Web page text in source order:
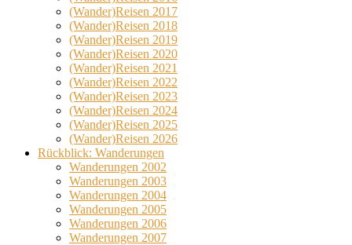
(Wander)Reisen 2017
(Wander)Reisen 2018
(Wander)Reisen 2019
(Wander)Reisen 2020
(Wander)Reisen 2021
(Wander)Reisen 2022
(Wander)Reisen 2023
(Wander)Reisen 2024
(Wander)Reisen 2025
(Wander)Reisen 2026
Rückblick: Wanderungen
Wanderungen 2002
Wanderungen 2003
Wanderungen 2004
Wanderungen 2005
Wanderungen 2006
Wanderungen 2007